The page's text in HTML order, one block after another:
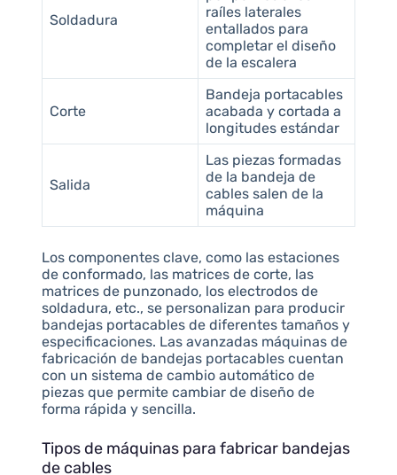
Soldadura
raíles laterales
entallados para
completar el diseño
de la escalera
Corte
Bandeja portacables
acabada y cortada a
longitudes estándar
Salida
Las piezas formadas
de la bandeja de
cables salen de la
máquina
Los componentes clave, como las estaciones
de conformado, las matrices de corte, las
matrices de punzonado, los electrodos de
soldadura, etc., se personalizan para producir
bandejas portacables de diferentes tamaños y
especificaciones. Las avanzadas máquinas de
fabricación de bandejas portacables cuentan
con un sistema de cambio automático de
piezas que permite cambiar de diseño de
forma rápida y sencilla.
Tipos de máquinas para fabricar bandejas
de cables